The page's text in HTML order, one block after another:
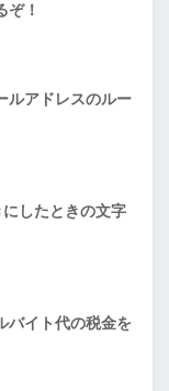
ぞ！
ルアドレスのルー
したときの文字
バイト代の税金を